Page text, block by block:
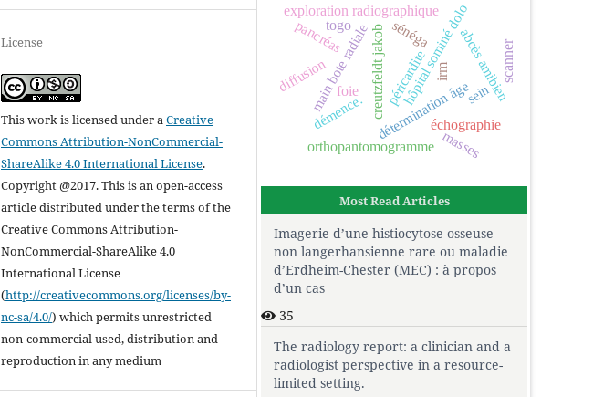
License
This work is licensed under aCreative
Commons Attribution-NonCommercial-
ShareAlike 4.0 International License.
Copyright @2017. This is an open-access
article distributed under the terms of the
Creative Commons Attribution-
NonCommercial-ShareAlike 4.0
International License
(http://creativecommons.org/licenses/by-
nc-sa/4.0/) which permits unrestricted
non-commercial used, distribution and
reproduction in any medium
creutzfeldt jakob
détermination âge
hôpital sominé dolo
exploration radiographique
main bote radiale
démence.
diffusion irm
orthopantomogramme
sein
échographie
péricardite
foie abcès amibien
sénéga
scanner
pancréas
masses
togo
Most Read Articles
Imagerie d’une histiocytose osseuse
non langerhansienne rare ou maladie
d’Erdheim-Chester (MEC) : à propos
d’un cas
35
The radiology report: a clinician and a
radiologist perspective in a resource-
limited setting.